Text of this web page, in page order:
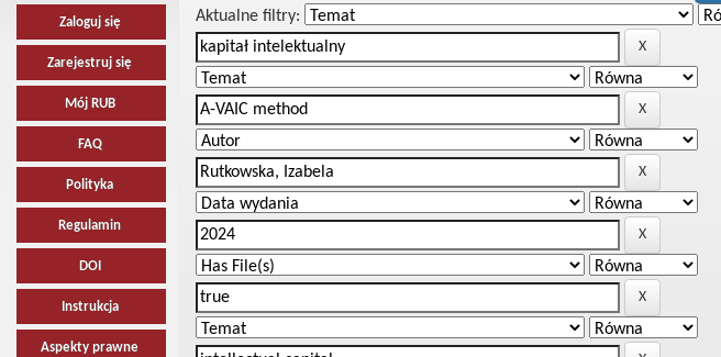
Zaloguj się
Zarejestruj się
Mój RUB
FAQ
Polityka
Regulamin
DOI
Instrukcja
Aspekty prawne
Aktualne filtry: